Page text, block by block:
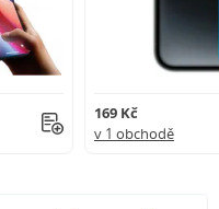
169 Kč
v 1 obchodě